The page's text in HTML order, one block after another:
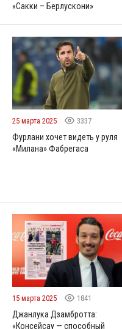
«Сакки – Берлускони»
25 марта 2025 3337
Фурлани хочет видеть у руля
«Милана» Фабрегаса
15 марта 2025 1841
Джанлука Дзамбротта:
«Консейсау — способный